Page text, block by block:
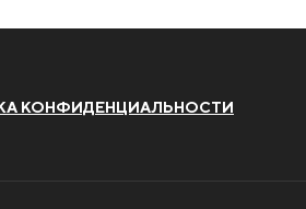
КОНФИДЕНЦИАЛЬНОСТИ